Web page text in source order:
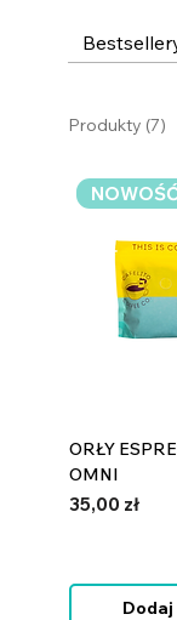
o
kawę
Produkty (7)
NOWOŚĆ
ORŁY
OMNI
Cena
35,00 zł
Dodaj